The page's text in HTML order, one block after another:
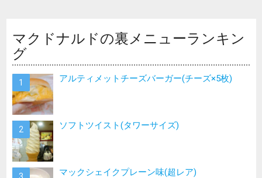
マクドナルドの裏メニューランキン
グ
アルティメットチーズバーガー(チーズ×5枚)
ソフトツイスト(タワーサイズ)
マックシェイクプレーン味(超レア)